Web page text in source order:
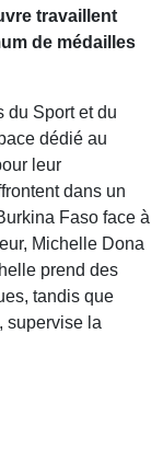
travaillent
de médailles
du Sport et du
dédié au
leur
dans un
Faso face à
Michelle Dona
prend des
tandis que
supervise la